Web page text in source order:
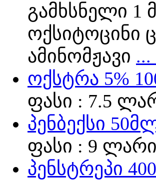
გამხსნელი 1
ოქსიტოცინი
ამინომჟავი
ოქსტრა 5%
ფასი : 7.5
პენბექსი
ფასი : 9 ლარი
პენსტრეპი